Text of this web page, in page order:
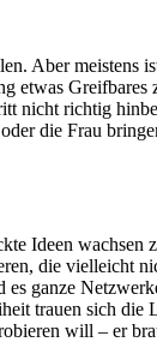
Aber meistens
etwas Greifbares
nicht richtig
die Frau
Ideen wachsen
die vielleicht
es ganze
trauen sich
will – er